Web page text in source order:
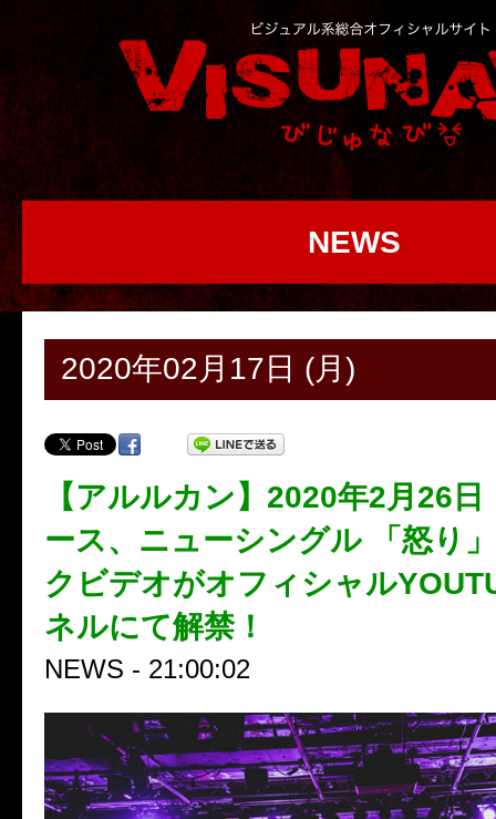
NEWS
2020年02月17日 (月)
【アルルカン】2020年2月26
ース、ニューシングル 「怒り
クビデオがオフィシャル
ネルにて解禁！
NEWS - 21:00:02